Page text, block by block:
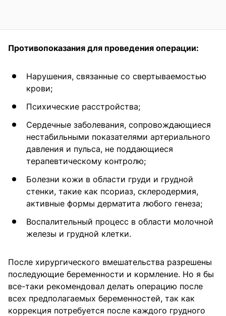
Противопоказания для проведения операции:
Нарушения, связанные со свертываемостью
крови;
Психические расстройства;
Сердечные заболевания, сопровождающиеся
нестабильными показателями артериального
давления и пульса, не поддающиеся
терапевтическому контролю;
Болезни кожи в области груди и грудной
стенки, такие как псориаз, склеродермия,
активные формы дерматита любого генеза;
Воспалительный процесс в области молочной
железы и грудной клетки.
После хирургического вмешательства разрешены
последующие беременности и кормление. Но я бы
все-таки рекомендовал делать операцию после
всех предполагаемых беременностей, так как
коррекция потребуется после каждого грудного